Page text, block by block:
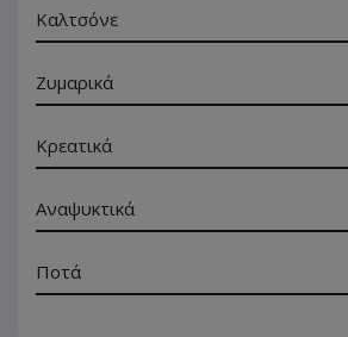
Καλτσόνε
Ζυμαρικά
Κρεατικά
Αναψυκτικά
Ποτά